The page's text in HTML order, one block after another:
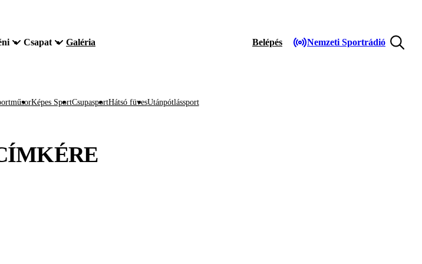
Csapat Galéria Belépés Nemzeti Sportrádió
Képes SportCsupasportHátsó füvesUtánpótlássport